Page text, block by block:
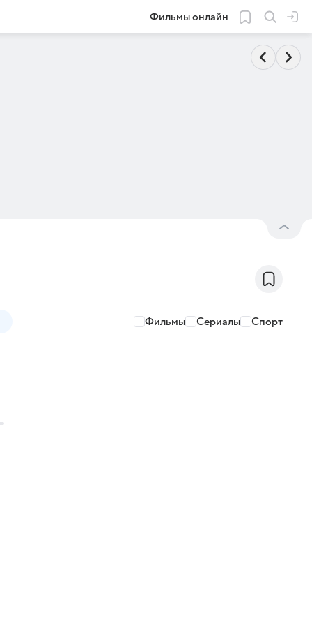
Фильмы онлайн
Фильмы Сериалы Спорт